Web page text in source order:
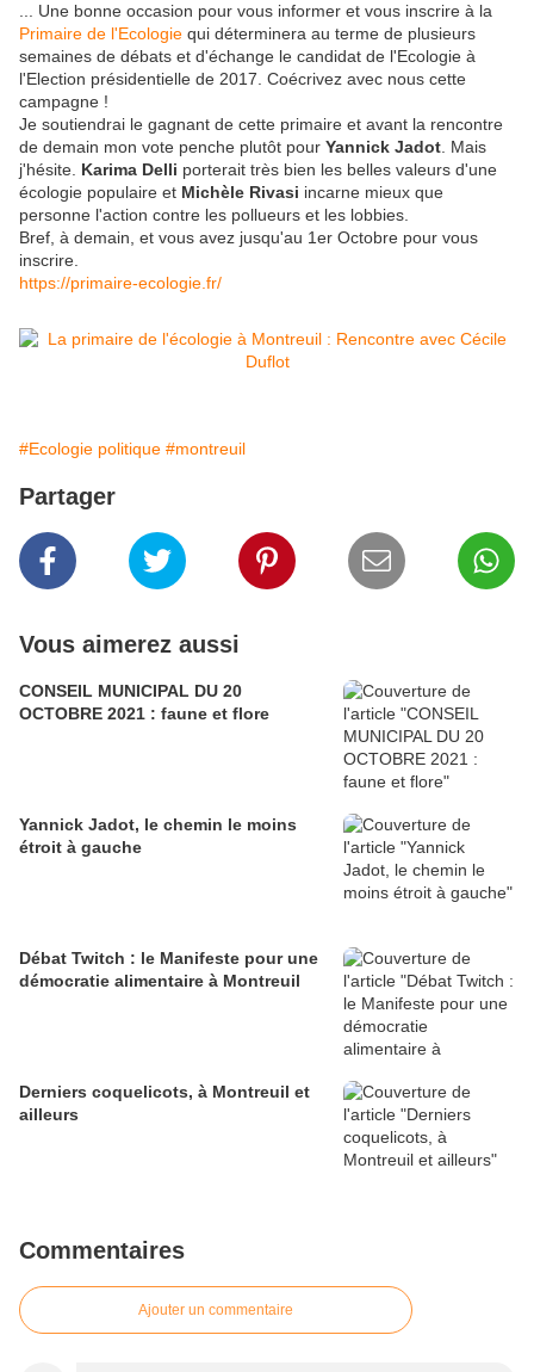
... Une bonne occasion pour vous informer et vous inscrire à la
Primaire de l'Ecologie qui déterminera au terme de plusieurs
semaines de débats et d'échange le candidat de l'Ecologie à
l'Election présidentielle de 2017. Coécrivez avec nous cette
campagne !
Je soutiendrai le gagnant de cette primaire et avant la rencontre
de demain mon vote penche plutôt pour Yannick Jadot . Mais
j'hésite. Karima Delli porterait très bien les belles valeurs d'une
écologie populaire et Michèle Rivasi incarne mieux que
personne l'action contre les pollueurs et les lobbies.
Bref, à demain, et vous avez jusqu'au 1er Octobre pour vous
inscrire.
https://primaire-ecologie.fr/
#Ecologie politique #montreuil
Partager
Vous aimerez aussi
CONSEIL MUNICIPAL DU 20
OCTOBRE 2021 : faune et flore
Yannick Jadot, le chemin le moins
étroit à gauche
Débat Twitch : le Manifeste pour une
démocratie alimentaire à Montreuil
Derniers coquelicots, à Montreuil et
ailleurs
Commentaires
Ajouter un commentaire